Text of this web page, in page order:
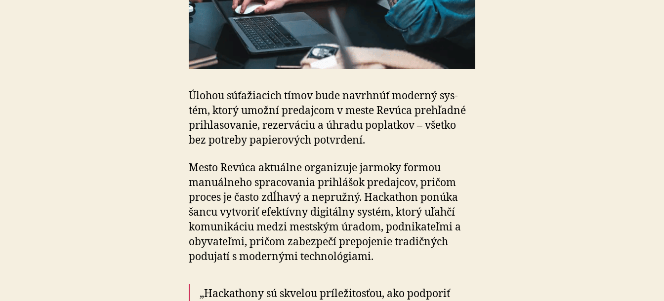
Úlohou súťažiacich tímov bude navrhnúť moderný sys­
tém, ktorý umožní predajcom v meste Revúca prehľadné
prihlasovanie, rezerváciu a úhradu poplatkov – všetko
bez potreby papierových potvrdení.
Mesto Revúca aktuálne organizuje jarmoky formou
manuálneho spracovania prihlášok predajcov, pričom
proces je často zdĺhavý a nepružný. Hackathon ponúka
šancu vytvoriť efektívny digitálny systém, ktorý uľahčí
komunikáciu medzi mestským úradom, podnikateľmi a
obyvateľmi, pričom zabezpečí prepojenie tradičných
podujatí s modernými technológiami.
„Hackathony sú skvelou príležitosťou, ako podporiť